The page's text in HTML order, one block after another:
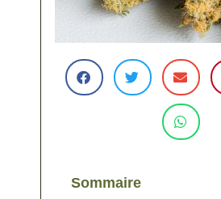
Sommaire